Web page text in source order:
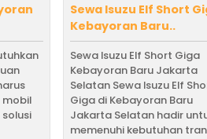
mobil
Sewa Isuzu Elf Short
Kebayoran Baru..
Sewa Isuzu Elf Short Giga
Kebayoran Baru Jakarta
Selatan Sewa Isuzu Elf
Giga di Kebayoran Baru
Jakarta Selatan hadir
memenuhi kebutuhan tran